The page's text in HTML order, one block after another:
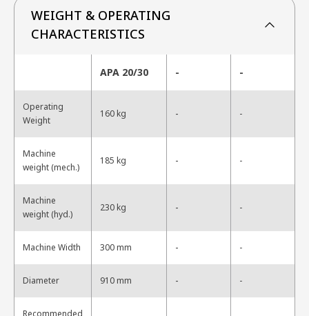
WEIGHT & OPERATING
CHARACTERISTICS
APA 20/30 - -
Operating
Weight
160 kg - -
Machine
weight (mech.)
185 kg - -
Machine
weight (hyd.)
230 kg - -
Machine Width 300 mm - -
Diameter 910 mm - -
Recommended